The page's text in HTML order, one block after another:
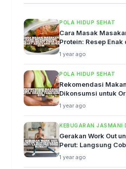
POLA HIDUP SEHAT
Cara Masak
Protein: Resep Enak
1 year ago
POLA HIDUP SEHAT
Rekomendasi
Dikonsumsi untuk
1 year ago
KEBUGARAN JASMANI
Gerakan Work Out
Perut: Langsung
1 year ago